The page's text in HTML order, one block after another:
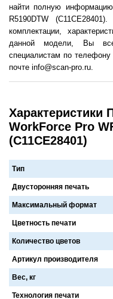
найти полную
R5190DTW
комплектации,
данной модели, Вы
специалистам по
почте info@scan-pro.ru.
Характеристики
WorkForce Pro
(C11CE28401)
Тип
Двусторонняя печать
Максимальный формат
Цветность печати
Количество цветов
Артикул производителя
Вес, кг
Технология печати